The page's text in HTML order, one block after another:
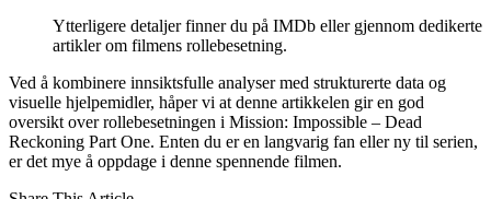
Ytterligere detaljer finner du på IMDb eller gjennom dedikerte
artikler om filmens rollebesetning.
Ved å kombinere innsiktsfulle analyser med strukturerte data og
visuelle hjelpemidler, håper vi at denne artikkelen gir en god
oversikt over rollebesetningen i Mission: Impossible – Dead
Reckoning Part One. Enten du er en langvarig fan eller ny til serien,
er det mye å oppdage i denne spennende filmen.